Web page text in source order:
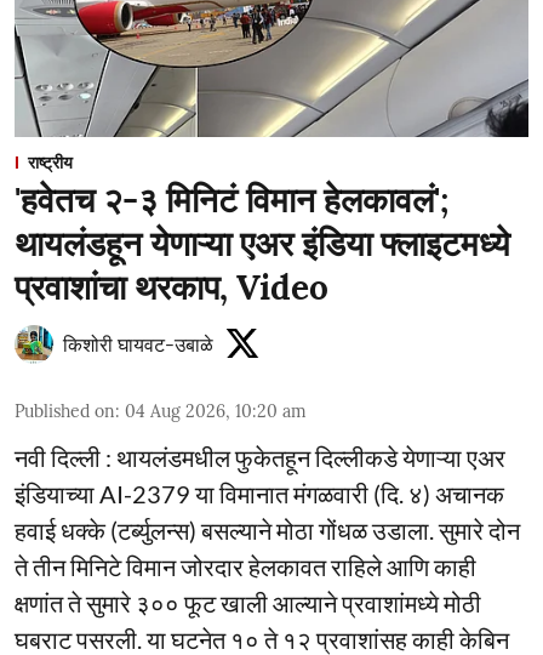
राष्ट्रीय
'हवेतच २-३ मिनिटं विमान हेलकावलं';
थायलंडहून येणाऱ्या एअर इंडिया फ्लाइटमध्ये
प्रवाशांचा थरकाप, Video
किशोरी घायवट-उबाळे
Published on: 04 Aug 2026, 10:20 am
नवी दिल्ली : थायलंडमधील फुकेतहून दिल्लीकडे येणाऱ्या एअर
इंडियाच्या AI-2379 या विमानात मंगळवारी (दि. ४) अचानक
हवाई धक्के (टर्ब्युलन्स) बसल्याने मोठा गोंधळ उडाला. सुमारे दोन
ते तीन मिनिटे विमान जोरदार हेलकावत राहिले आणि काही
क्षणांत ते सुमारे ३०० फूट खाली आल्याने प्रवाशांमध्ये मोठी
घबराट पसरली. या घटनेत १० ते १२ प्रवाशांसह काही केबिन